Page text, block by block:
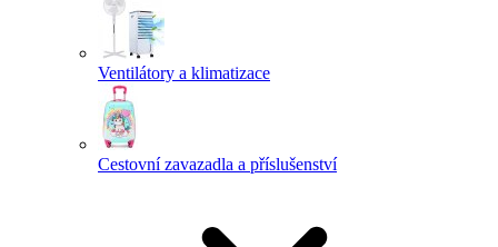
Ventilátory a klimatizace
Cestovní zavazadla a příslušenství